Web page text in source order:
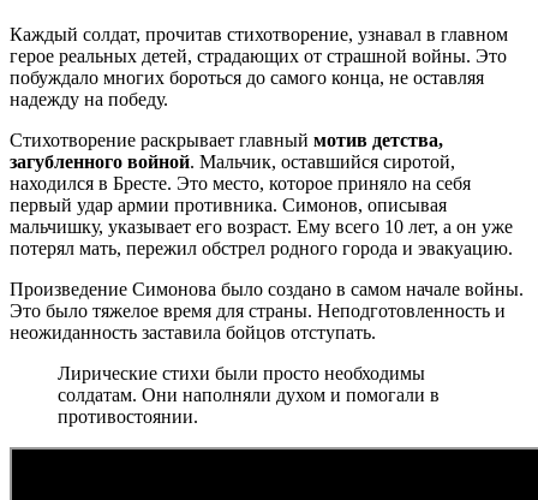
Каждый солдат, прочитав стихотворение, узнавал в главном
герое реальных детей, страдающих от страшной войны. Это
побуждало многих бороться до самого конца, не оставляя
надежду на победу.
Стихотворение раскрывает главный мотив детства,
загубленного войной. Мальчик, оставшийся сиротой,
находился в Бресте. Это место, которое приняло на себя
первый удар армии противника. Симонов, описывая
мальчишку, указывает его возраст. Ему всего 10 лет, а он уже
потерял мать, пережил обстрел родного города и эвакуацию.
Произведение Симонова было создано в самом начале войны.
Это было тяжелое время для страны. Неподготовленность и
неожиданность заставила бойцов отступать.
Лирические стихи были просто необходимы
солдатам. Они наполняли духом и помогали в
противостоянии.